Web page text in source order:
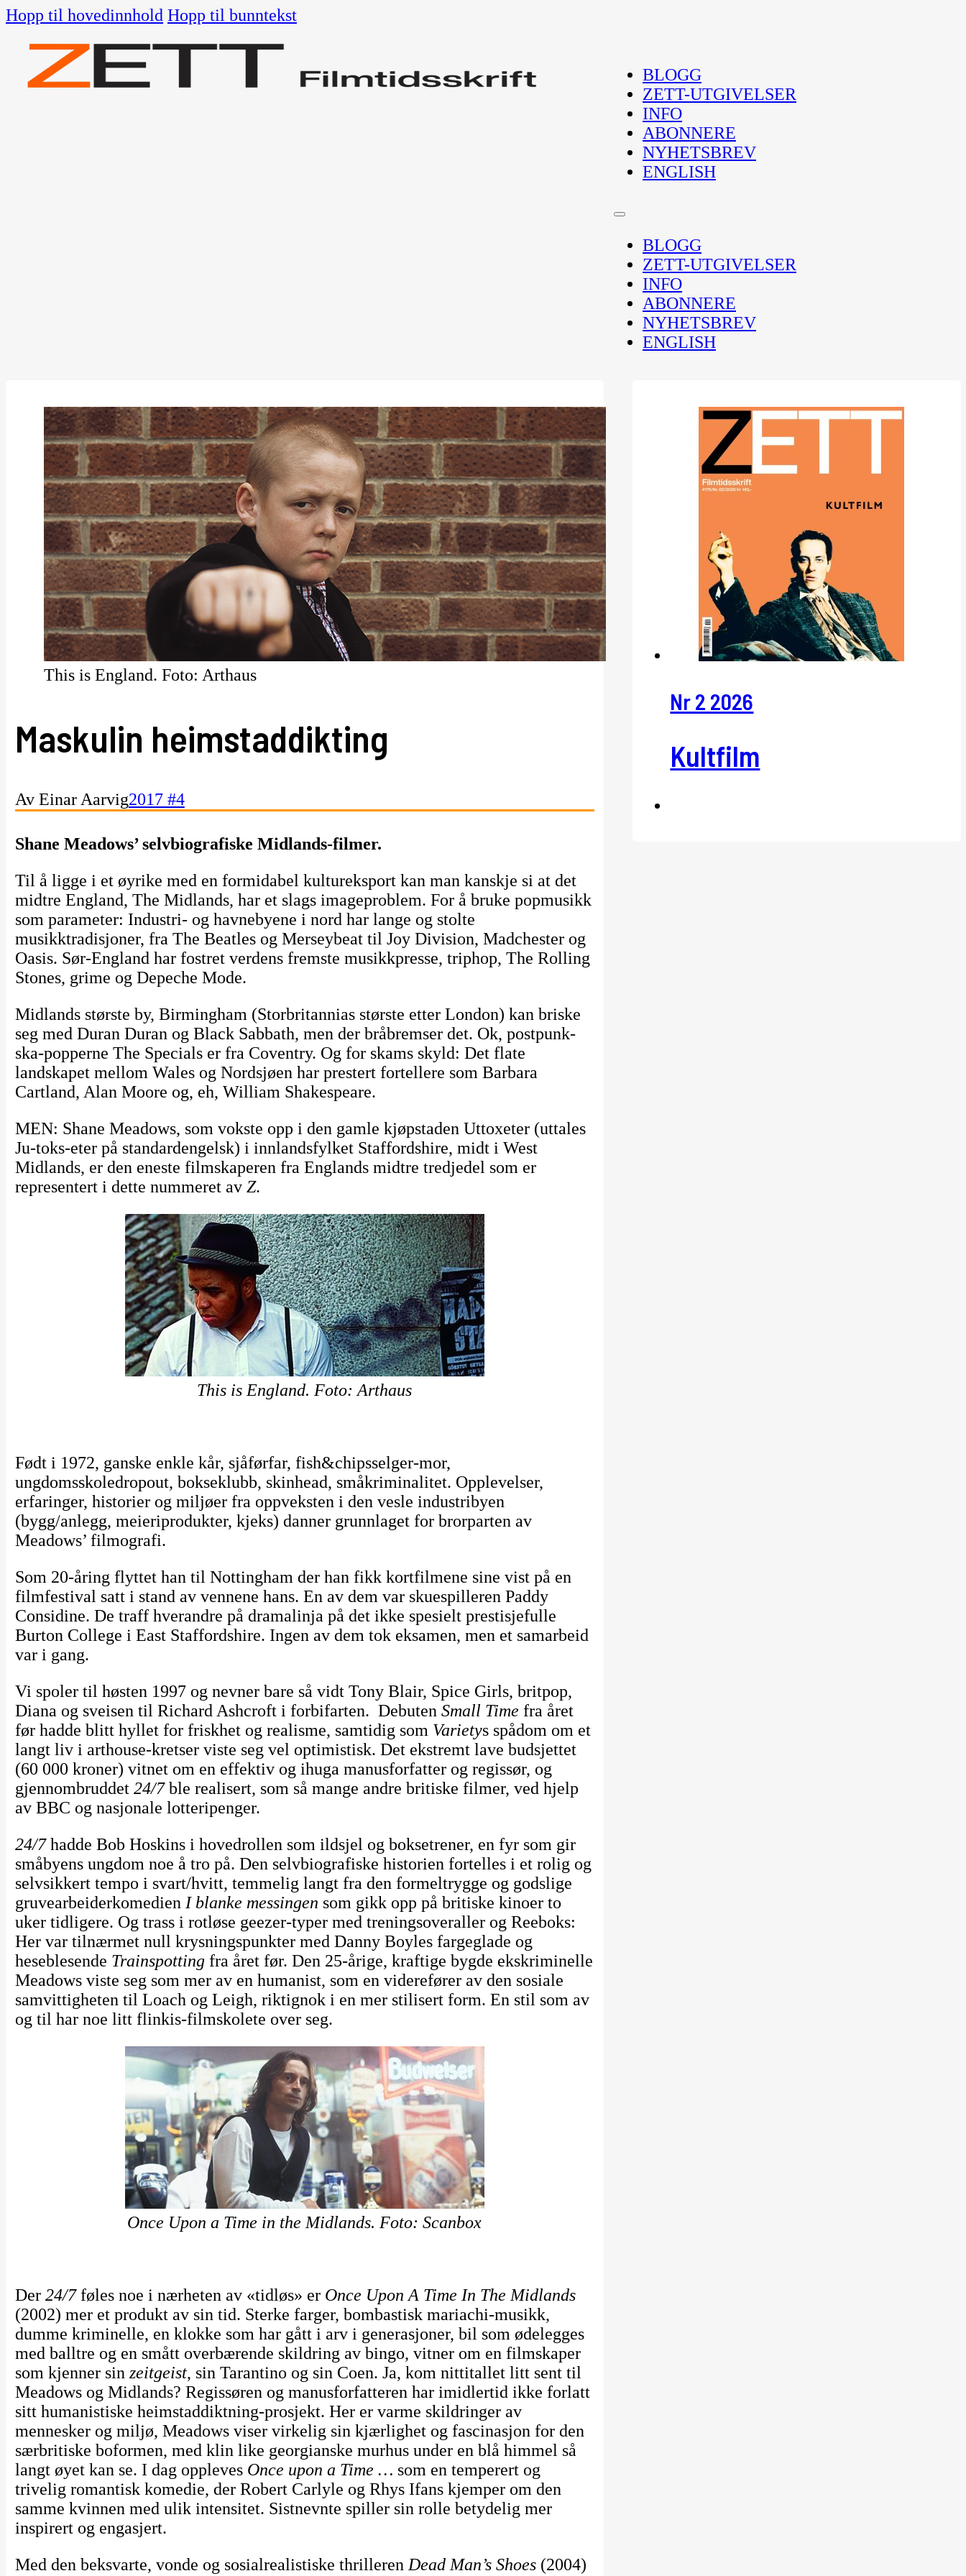
Hopp til hovedinnhold Hopp til bunntekst
BLOGG
ZETT-UTGIVELSER
INFO
ABONNERE
NYHETSBREV
ENGLISH
BLOGG
ZETT-UTGIVELSER
INFO
ABONNERE
NYHETSBREV
ENGLISH
This is England. Foto: Arthaus
Maskulin heimstaddikting
Av Einar Aarvig2017 #4
Shane Meadows’ selvbiografiske Midlands-filmer.
Til å ligge i et øyrike med en formidabel kultureksport kan man kanskje si at det
midtre England, The Midlands, har et slags imageproblem. For å bruke popmusikk
som parameter: Industri- og havnebyene i nord har lange og stolte
musikktradisjoner, fra The Beatles og Merseybeat til Joy Division, Madchester og
Oasis. Sør-England har fostret verdens fremste musikkpresse, triphop, The Rolling
Stones, grime og Depeche Mode.
Midlands største by, Birmingham (Storbritannias største etter London) kan briske
seg med Duran Duran og Black Sabbath, men der bråbremser det. Ok, postpunk-
ska-popperne The Specials er fra Coventry. Og for skams skyld: Det flate
landskapet mellom Wales og Nordsjøen har prestert fortellere som Barbara
Cartland, Alan Moore og, eh, William Shakespeare.
MEN: Shane Meadows, som vokste opp i den gamle kjøpstaden Uttoxeter (uttales
Ju-toks-eter på standardengelsk) i innlandsfylket Staffordshire, midt i West
Midlands, er den eneste filmskaperen fra Englands midtre tredjedel som er
representert i dette nummeret av Z.
This is England. Foto: Arthaus
Født i 1972, ganske enkle kår, sjåførfar, fish&chipsselger-mor,
ungdomsskoledropout, bokseklubb, skinhead, småkriminalitet. Opplevelser,
erfaringer, historier og miljøer fra oppveksten i den vesle industribyen
(bygg/anlegg, meieriprodukter, kjeks) danner grunnlaget for brorparten av
Meadows’ filmografi.
Som 20-åring flyttet han til Nottingham der han fikk kortfilmene sine vist på en
filmfestival satt i stand av vennene hans. En av dem var skuespilleren Paddy
Considine. De traff hverandre på dramalinja på det ikke spesielt prestisjefulle
Burton College i East Staffordshire. Ingen av dem tok eksamen, men et samarbeid
var i gang.
Vi spoler til høsten 1997 og nevner bare så vidt Tony Blair, Spice Girls, britpop,
Diana og sveisen til Richard Ashcroft i forbifarten. Debuten Small Time fra året
før hadde blitt hyllet for friskhet og realisme, samtidig som Varietys spådom om et
langt liv i arthouse-kretser viste seg vel optimistisk. Det ekstremt lave budsjettet
(60 000 kroner) vitnet om en effektiv og ihuga manusforfatter og regissør, og
gjennombruddet 24/7ble realisert, som så mange andre britiske filmer, ved hjelp
av BBC og nasjonale lotteripenger.
24/7hadde Bob Hoskins i hovedrollen som ildsjel og boksetrener, en fyr som gir
småbyens ungdom noe å tro på. Den selvbiografiske historien fortelles i et rolig og
selvsikkert tempo i svart/hvitt, temmelig langt fra den formeltrygge og godslige
gruvearbeiderkomedien I blanke messingen som gikk opp på britiske kinoer to
uker tidligere. Og trass i rotløse geezer-typer med treningsoveraller og Reeboks:
Her var tilnærmet null krysningspunkter med Danny Boyles fargeglade og
heseblesende Trainspottingfra året før. Den 25-årige, kraftige bygde ekskriminelle
Meadows viste seg som mer av en humanist, som en viderefører av den sosiale
samvittigheten til Loach og Leigh, riktignok i en mer stilisert form. En stil som av
og til har noe litt flinkis-filmskolete over seg.
Once Upon a Time in the Midlands. Foto: Scanbox
Der 24/7føles noe i nærheten av «tidløs» er Once Upon A Time In The Midlands
(2002) mer et produkt av sin tid. Sterke farger, bombastisk mariachi-musikk,
dumme kriminelle, en klokke som har gått i arv i generasjoner, bil som ødelegges
med balltre og en smått overbærende skildring av bingo, vitner om en filmskaper
som kjenner sinzeitgeist, sin Tarantino og sin Coen. Ja, kom nittitallet litt sent til
Meadows og Midlands? Regissøren og manusforfatteren har imidlertid ikke forlatt
sitt humanistiske heimstaddiktning-prosjekt. Her er varme skildringer av
mennesker og miljø, Meadows viser virkelig sin kjærlighet og fascinasjon for den
særbritiske boformen, med klin like georgianske murhus under en blå himmel så
langt øyet kan se. I dag oppleves Once upon a Time … som en temperert og
trivelig romantisk komedie, der Robert Carlyle og Rhys Ifans kjemper om den
samme kvinnen med ulik intensitet. Sistnevnte spiller sin rolle betydelig mer
inspirert og engasjert.
Med den beksvarte, vonde og sosialrealistiske thrillerenDead Man’s Shoes(2004)
Nr 2 2026
Kultfilm